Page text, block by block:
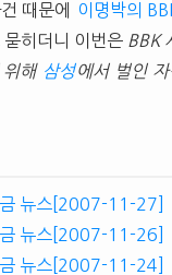
때문에
이명박의
묻히더니 이번은 BBK
위해 삼성에서 벌인 자
뉴스[2007-11-27]
뉴스[2007-11-26]
뉴스[2007-11-24]